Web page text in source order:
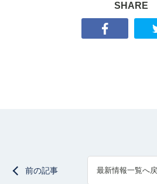
SHARE
前の記事 最新情報一覧へ